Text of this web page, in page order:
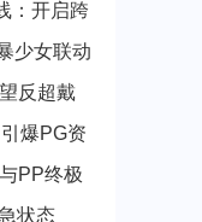
：开启跨
少女联动
反超戴
爆PG资
PP终极
状态